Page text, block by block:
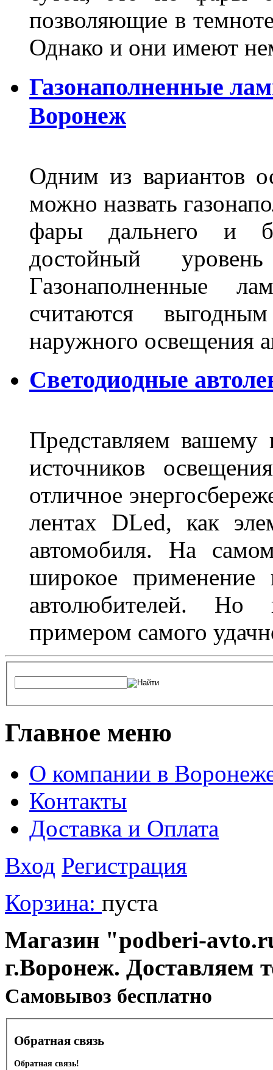
позволяющие в
Однако и они имеют
Газонаполненные
Воронеж
Одним из вариантов
можно назвать
фары дальнего и
достойный
Газонаполненные
считаются
наружного освещения
Светодиодные
Представляем
источников
отличное
лентах DLed, как
автомобиля. На
широкое
автолюбителей. Но
примером самого
Главное меню
О компании в
Контакты
Доставка и Оплата
Вход Регистрация
Корзина: пуста
Магазин "podberi-
г.Воронеж. Доставляем
Cамовывоз бесплатно
Обратная связь
Обратная связь!